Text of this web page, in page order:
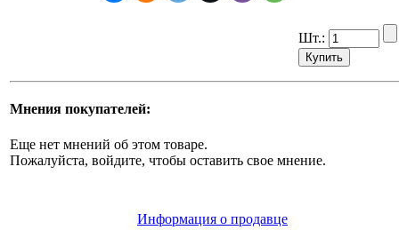
Шт.:
Мнения покупателей:
Еще нет мнений об этом товаре.
Пожалуйста, войдите, чтобы оставить свое мнение.
Информация о продавце